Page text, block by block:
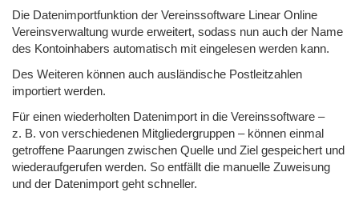
Die Datenimportfunktion der Vereinssoftware Linear Online
Vereinsverwaltung wurde erweitert, sodass nun auch der Name
des Kontoinhabers automatisch mit eingelesen werden kann.
Des Weiteren können auch ausländische Postleitzahlen
importiert werden.
Für einen wiederholten Datenimport in die Vereinssoftware –
z. B. von verschiedenen Mitgliedergruppen – können einmal
getroffene Paarungen zwischen Quelle und Ziel gespeichert und
wiederaufgerufen werden. So entfällt die manuelle Zuweisung
und der Datenimport geht schneller.